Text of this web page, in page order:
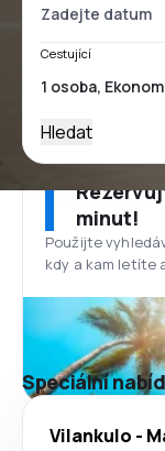
Cestující
Hledat
minut!
Použijte
kdy a kam letíte
Speciální
Vilankulo -